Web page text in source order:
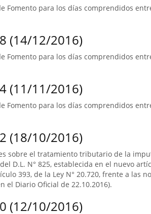
Fomento para los días comprendidos
(14/12/2016)
Fomento para los días comprendidos
(11/11/2016)
Fomento para los días comprendidos
(18/10/2016)
sobre el tratamiento tributario de la
D.L. N° 825, establecida en el nuevo
393, de la Ley N° 20.720, frente a las
el Diario Oficial de 22.10.2016).
(12/10/2016)